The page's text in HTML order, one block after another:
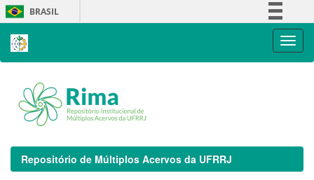
Skip
navigation
BRASIL
Repositório de Múltiplos Acervos da UFRRJ